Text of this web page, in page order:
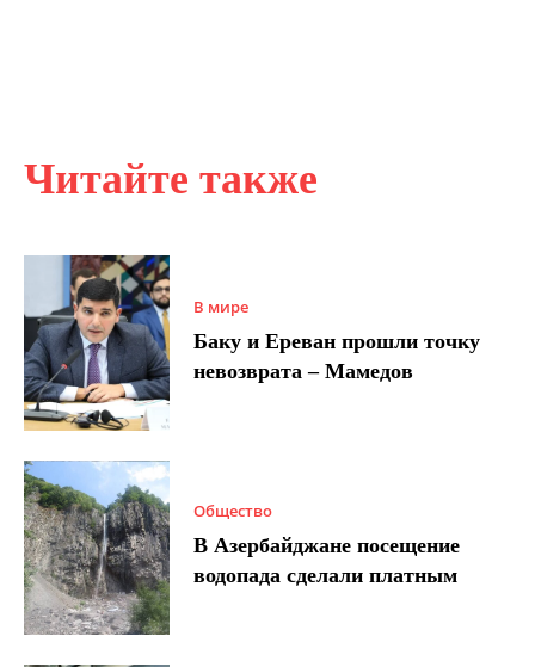
Читайте также
В мире
Баку и Ереван прошли точку
невозврата – Мамедов
Общество
В Азербайджане посещение
водопада сделали платным